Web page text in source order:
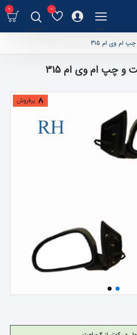
0
0
ام وی ام 315
چپ ام وی ام 315
پرفروش